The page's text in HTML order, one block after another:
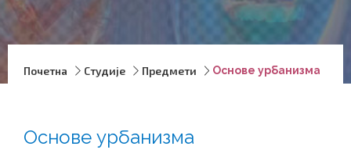
Почетна Студије Предмети Основе урбанизма
Основе урбанизма